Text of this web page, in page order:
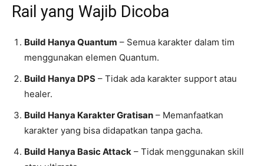
Rail yang Wajib Dicoba
Build Hanya Quantum – Semua karakter dalam tim
menggunakan elemen Quantum.
Build Hanya DPS – Tidak ada karakter support atau
healer.
Build Hanya Karakter Gratisan – Memanfaatkan
karakter yang bisa didapatkan tanpa gacha.
Build Hanya Basic Attack – Tidak menggunakan skill